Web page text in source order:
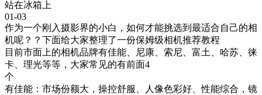
站在冰箱上
01-03
作为一个刚入摄影界的小白，如何才能挑选到最适合自己的相
机呢？？下面给大家整理了一份保姆级相机推荐教程
目前市面上的相机品牌有佳能、尼康、索尼、富土、哈苏、徕
卡、理光等等，大家常见的有前面4
个
有佳能：市场份额大，操控舒服、人像色彩好、性能综合，镜